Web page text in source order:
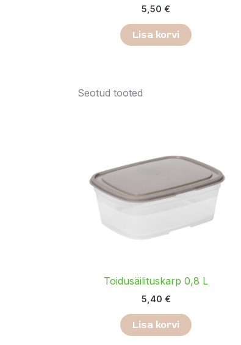
5,50 €
Lisa korvi
Seotud tooted
Toidusäilituskarp 0,8 L
5,40 €
Lisa korvi